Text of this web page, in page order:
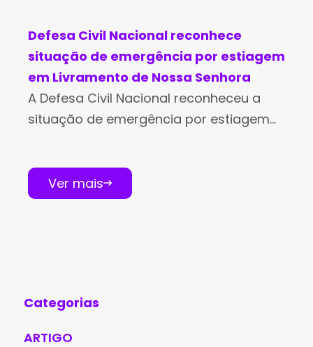
Defesa Civil Nacional reconhece
situação de emergência por estiagem
em Livramento de Nossa Senhora
A Defesa Civil Nacional reconheceu a
situação de emergência por estiagem
reconhecimento federal foi publicada no
Diário Oficial da
Ver mais
Categorias
ARTIGO